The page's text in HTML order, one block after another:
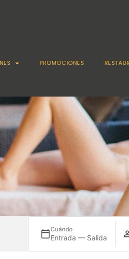
PROMOCIONES
Cuándo
Entrada — Salida